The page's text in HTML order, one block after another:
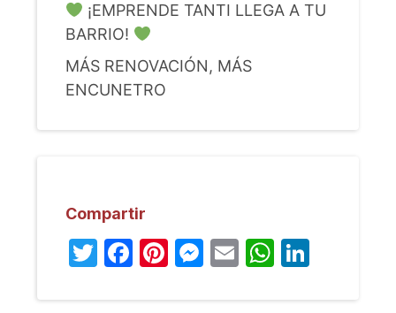
¡EMPRENDE TANTI LLEGA A TU
BARRIO!
MÁS RENOVACIÓN, MÁS
ENCUNETRO
Compartir
Twitter
Facebook
Pinterest
Messenger
Email